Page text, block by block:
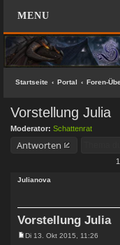
MENU
FOREN-ÜBERSICHT
Aktive Themen
Suche
ANMELDEN
Startseite Portal Foren-
Vorstellung Julia
Moderator: Schattenrat
Antworten
Julianova
Vorstellung Julia
Di 13. Okt 2015, 11:26